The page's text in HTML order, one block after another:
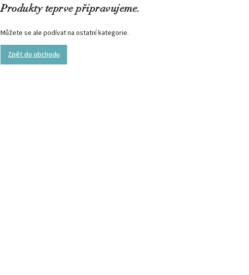
Produkty teprve připravujeme.
Můžete se ale podívat na ostatní kategorie.
Zpět do obchodu